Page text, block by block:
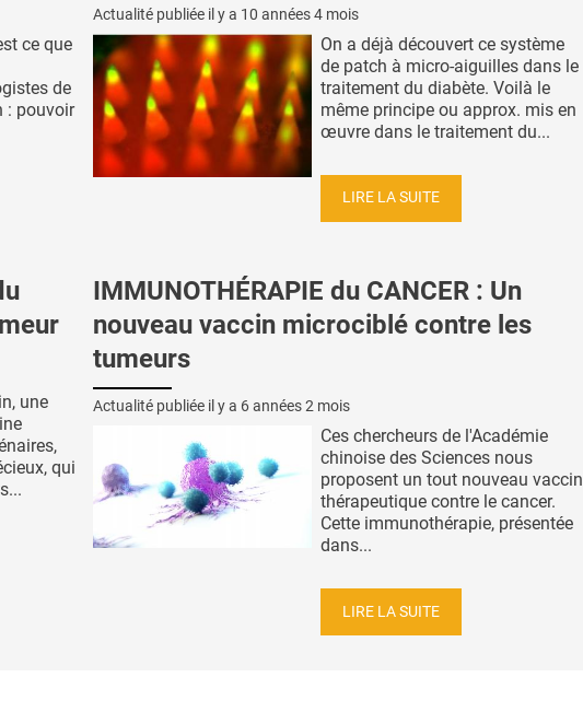
ce que
de
: pouvoir
Actualité publiée il y a 10 années 4 mois
On a déjà découvert ce système
de patch à micro-aiguilles dans le
traitement du diabète. Voilà le
même principe ou approx. mis en
œuvre dans le traitement du...
LIRE LA SUITE
une
qui
IMMUNOTHÉRAPIE du CANCER : Un
nouveau vaccin microciblé contre les
tumeurs
Actualité publiée il y a 6 années 2 mois
Ces chercheurs de l'Académie
chinoise des Sciences nous
proposent un tout nouveau vaccin
thérapeutique contre le cancer.
Cette immunothérapie, présentée
dans...
LIRE LA SUITE